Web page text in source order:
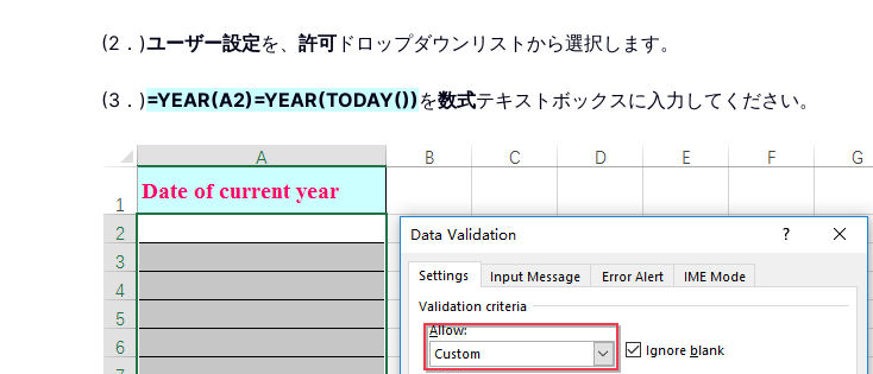
(2．)ユーザー設定を、 許可 ドロップダウンリストから選択します。
(3．)=YEAR(A2)=YEAR(TODAY()) を数式テキストボックスに入力してください。